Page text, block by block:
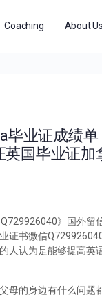
Coaching About Us
毕业证成绩
国毕业证
》国外
证书微信
人认为是能够提高
母的身边有什么问